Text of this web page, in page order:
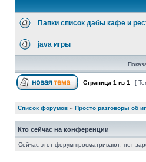
Папки список дабы кафе и
java игры
Страница 1 из 1 [
Список форумов » Просто разговоры об
Кто сейчас на конференции
Сейчас этот форум просматривают: нет